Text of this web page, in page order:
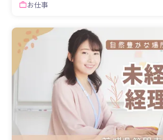
お仕事